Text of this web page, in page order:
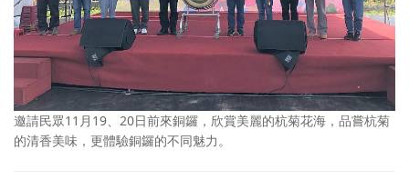
邀請民眾11月19、20日前來銅鑼，欣賞美麗的杭菊花海，品嘗杭菊
的清香美味，更體驗銅鑼的不同魅力。